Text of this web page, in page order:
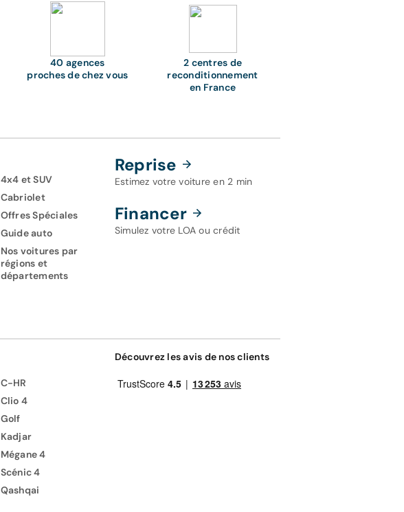
40 agences
proches de chez vous
2 centres de
reconditionnement
en France
4x4 et SUV
Cabriolet
Offres Spéciales
Guide auto
Nos voitures par
régions et
départements
Reprise
Estimez votre voiture en 2 min
Financer
Simulez votre LOA ou crédit
C-HR
Clio 4
Golf
Kadjar
Mégane 4
Scénic 4
Qashqai
Découvrez les avis de nos clients